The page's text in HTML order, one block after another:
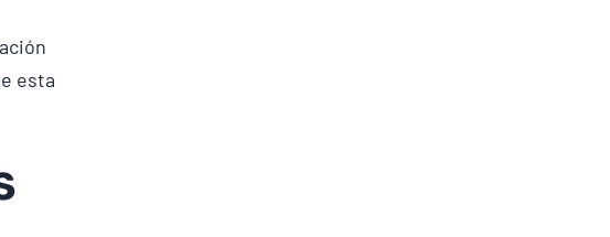
esta